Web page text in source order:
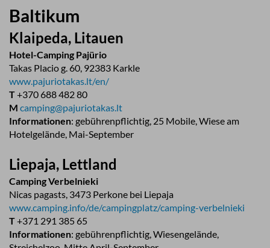
Baltikum
Klaipeda, Litauen
Hotel-Camping Pajürio
Takas Placio g. 60, 92383 Karkle
www.pajuriotakas.lt/en/
T+370 688 482 80
M camping@pajuriotakas.lt
Informationen: gebührenpflichtig, 25 Mobile, Wiese am
Hotelgelände, Mai-September
Liepaja, Lettland
Camping Verbelnieki
Nicas pagasts, 3473 Perkone bei Liepaja
www.camping.info/de/campingplatz/camping-verbelnieki
T+371 291 385 65
Informationen: gebührenpflichtig, Wiesengelände,